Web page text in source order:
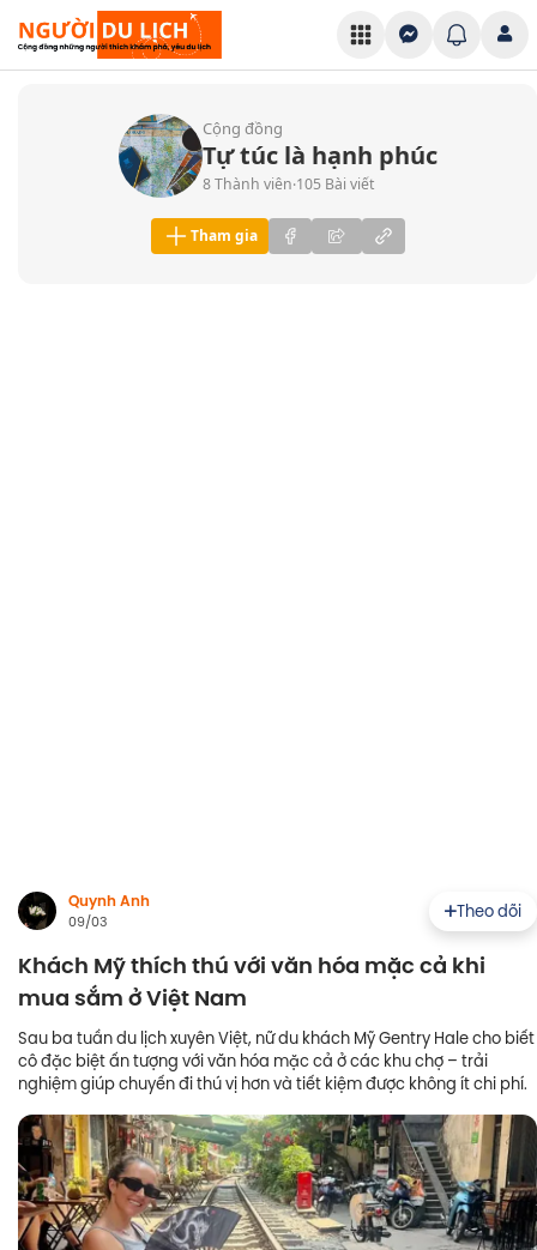
Cộng đồng
Tự túc là hạnh phúc
8 Thành viên·105 Bài viết
Tham gia
Quynh Anh
09/03
Theo dõi
Khách Mỹ thích thú với văn hóa mặc cả khi
mua sắm ở Việt Nam
Sau ba tuần du lịch xuyên Việt, nữ du khách Mỹ Gentry Hale cho biết
cô đặc biệt ấn tượng với văn hóa mặc cả ở các khu chợ – trải
nghiệm giúp chuyến đi thú vị hơn và tiết kiệm được không ít chi phí.